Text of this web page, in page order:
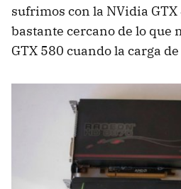
sufrimos con la NVidia GTX
bastante cercano de lo que
GTX 580 cuando la carga de